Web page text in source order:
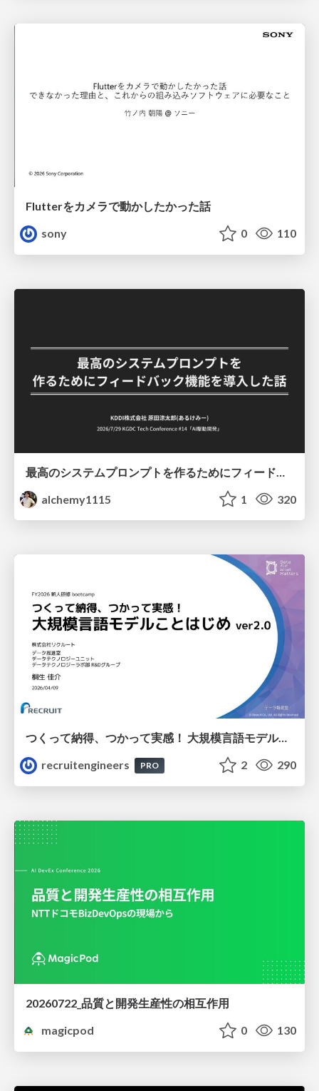
Flutterをカメラで動かしたかった話
sony
0 110
alchemy1115
1 320
つくって納得、つかって実感！ 大規模言語モデルことはじめ ver2.0
recruitengineers
PRO 2 290
20260722_品質と開発生産性の相互作用
magicpod
0 130